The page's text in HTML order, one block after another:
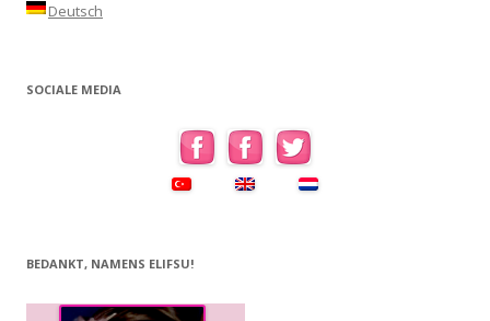
Deutsch
SOCIALE MEDIA
BEDANKT, NAMENS ELIFSU!